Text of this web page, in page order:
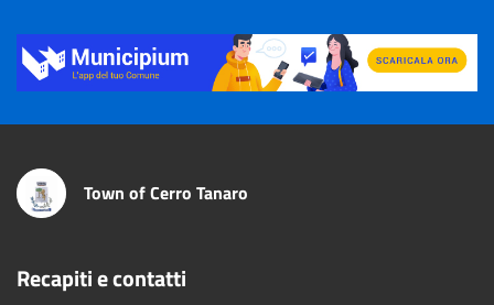
Title
Town of Cerro Tanaro
Recapiti e contatti